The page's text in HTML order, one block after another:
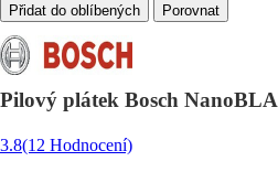
Porovnat
Pilový plátek Bosch
3.8(12 Hodnocení)